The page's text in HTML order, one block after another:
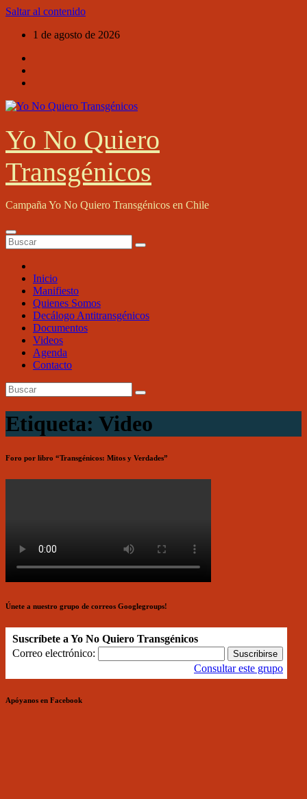
Saltar al contenido
1 de agosto de 2026
Yo No Quiero
Transgénicos
Campaña Yo No Quiero Transgénicos en Chile
Inicio
Manifiesto
Quienes Somos
Decálogo Antitransgénicos
Documentos
Videos
Agenda
Contacto
Etiqueta: Video
Foro por libro “Transgénicos: Mitos y Verdades”
Únete a nuestro grupo de correos Googlegroups!
Suscríbete a Yo No Quiero Transgénicos
Correo electrónico:
Consultar este grupo
Apóyanos en Facebook